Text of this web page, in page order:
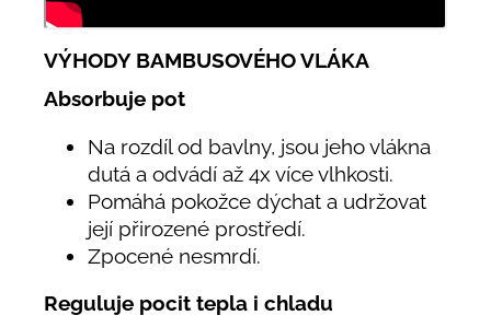
VÝHODY BAMBUSOVÉHO VLÁKA
Absorbuje pot
Na rozdíl od bavlny, jsou jeho vlákna
dutá a odvádí až 4x více vlhkosti.
Pomáhá pokožce dýchat a udržovat
její přirozené prostředí.
Zpocené nesmrdí.
Reguluje pocit tepla i chladu